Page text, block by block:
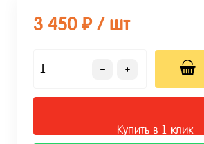
3 450 ₽ / шт
Купить в 1 клик